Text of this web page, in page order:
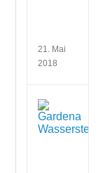
21. Mai
2018
eine